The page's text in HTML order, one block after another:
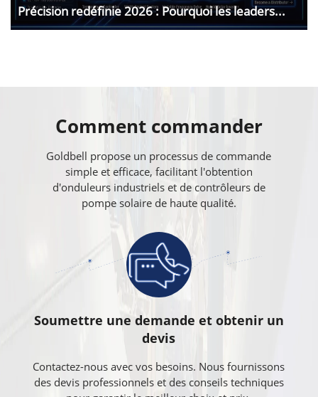
Précision redéfinie 2026 : Pourquoi les leaders...
Comment commander
Goldbell propose un processus de commande
simple et efficace, facilitant l'obtention
d'onduleurs industriels et de contrôleurs de
pompe solaire de haute qualité.
Soumettre une demande et obtenir un
devis
Contactez-nous avec vos besoins. Nous fournissons
des devis professionnels et des conseils techniques